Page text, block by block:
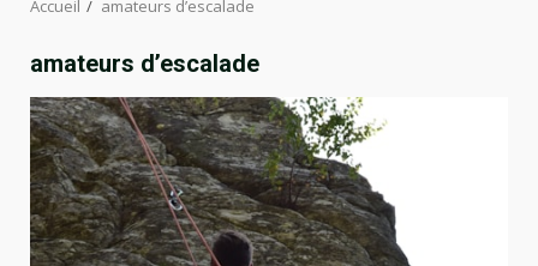
Accueil amateurs d’escalade
amateurs d’escalade